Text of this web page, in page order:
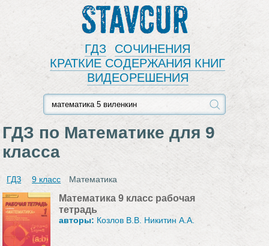
Stavcur
ГДЗ
СОЧИНЕНИЯ
КРАТКИЕ СОДЕРЖАНИЯ КНИГ
ВИДЕОРЕШЕНИЯ
ГДЗ по Математике для 9
класса
ГДЗ 9 класс Математика
Математика 9 класс рабочая
тетрадь
авторы: Козлов В.В. Никитин А.А.